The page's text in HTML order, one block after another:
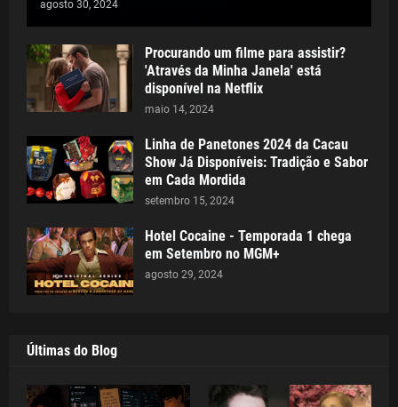
agosto 30, 2024
Procurando um filme para assistir?
'Através da Minha Janela' está
disponível na Netflix
maio 14, 2024
Linha de Panetones 2024 da Cacau
Show Já Disponíveis: Tradição e Sabor
em Cada Mordida
setembro 15, 2024
Hotel Cocaine - Temporada 1 chega
em Setembro no MGM+
agosto 29, 2024
Últimas do Blog